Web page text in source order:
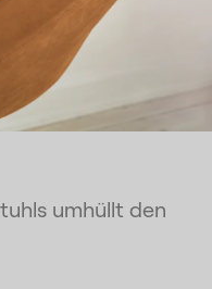
umhüllt den